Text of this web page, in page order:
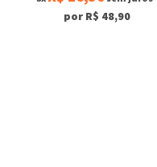
por R$ 48,90